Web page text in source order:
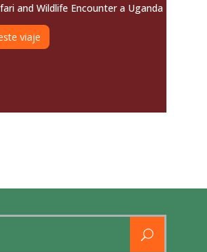
and Wildlife Encounter a Uganda
viaje